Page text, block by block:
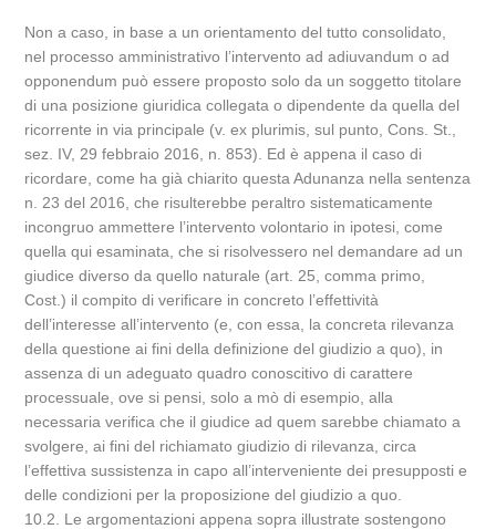
Non a caso, in base a un orientamento del tutto consolidato,
nel processo amministrativo l’intervento ad adiuvandum o ad
opponendum può essere proposto solo da un soggetto titolare
di una posizione giuridica collegata o dipendente da quella del
ricorrente in via principale (v. ex plurimis, sul punto, Cons. St.,
sez. IV, 29 febbraio 2016, n. 853). Ed è appena il caso di
ricordare, come ha già chiarito questa Adunanza nella sentenza
n. 23 del 2016, che risulterebbe peraltro sistematicamente
incongruo ammettere l’intervento volontario in ipotesi, come
quella qui esaminata, che si risolvessero nel demandare ad un
giudice diverso da quello naturale (art. 25, comma primo,
Cost.) il compito di verificare in concreto l’effettività
dell’interesse all’intervento (e, con essa, la concreta rilevanza
della questione ai fini della definizione del giudizio a quo), in
assenza di un adeguato quadro conoscitivo di carattere
processuale, ove si pensi, solo a mò di esempio, alla
necessaria verifica che il giudice ad quem sarebbe chiamato a
svolgere, ai fini del richiamato giudizio di rilevanza, circa
l’effettiva sussistenza in capo all’interveniente dei presupposti e
delle condizioni per la proposizione del giudizio a quo.
10.2. Le argomentazioni appena sopra illustrate sostengono